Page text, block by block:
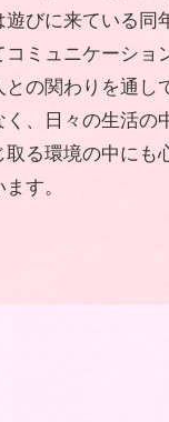
びに来ている同
ミュニケーショ
の関わりを通し
く、日々の生活の
取る環境の中にも
す。